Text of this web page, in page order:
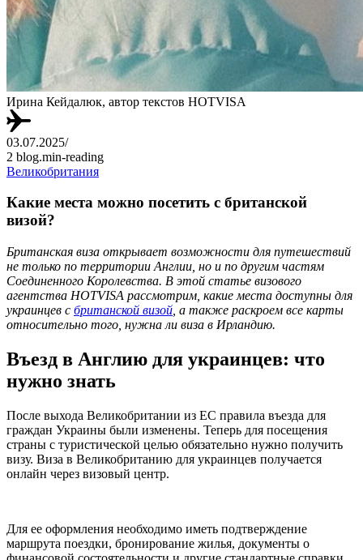
Ирина Кейдалюк, автор текстов HOTVISA
03.07.2025/
2 blog.min-reading
Великобритания
Какие места можно посетить с британской
визой?
Британская виза открывает возможности для путешествий
не только по территории Англии, но и по другим частям
Соединенного Королевства. В этой статье визового
агентства HOTVISA рассмотрим, какие места доступны для
украинцев с британской визой , а также раскроем все карты
относительно того, нужна ли виза в Ирландию.
Въезд в Англию для украинцев: что
нужно знать
После выхода Великобритании из ЕС правила въезда для
граждан Украины были изменены. Теперь для посещения
страны с туристической целью обязательно нужно получить
визу. Виза в Великобританию для украинцев получается
онлайн через визовый центр.
Для ее оформления необходимо иметь подтверждение
маршрута поездки, бронирование жилья, документы о